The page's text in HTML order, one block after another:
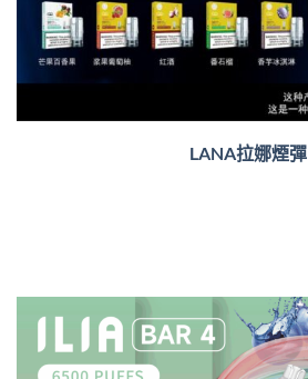
LANA拉娜煙彈